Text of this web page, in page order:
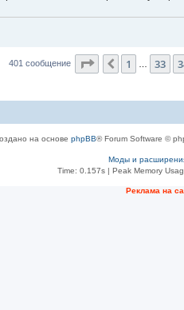
401 сообщение Страница 35из
Пред.
1 33
на основе phpBB® Forum Software ©
Моды и
Time: 0.157s| Peak Memory
Рeклама на